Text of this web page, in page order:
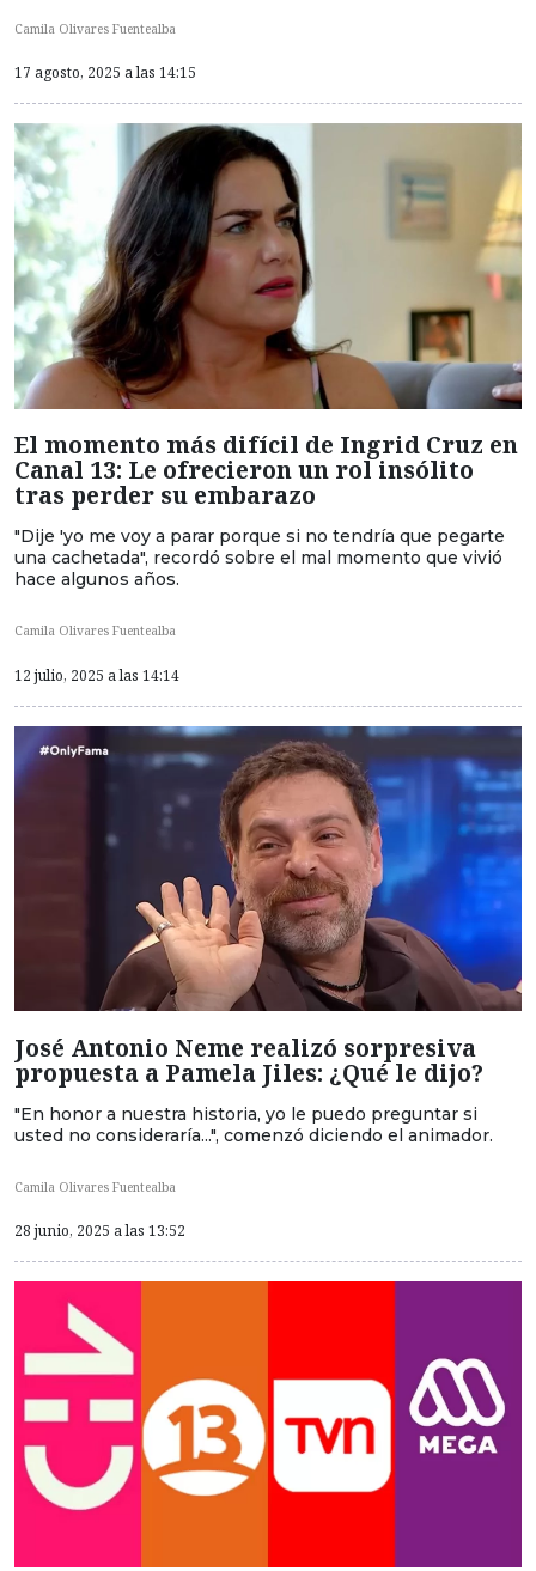
Camila Olivares Fuentealba
17 agosto, 2025 a las 14:15
El momento más difícil de Ingrid Cruz en
Canal 13: Le ofrecieron un rol insólito
tras perder su embarazo
"Dije 'yo me voy a parar porque si no tendría que pegarte
una cachetada", recordó sobre el mal momento que vivió
hace algunos años.
Camila Olivares Fuentealba
12 julio, 2025 a las 14:14
José Antonio Neme realizó sorpresiva
propuesta a Pamela Jiles: ¿Qué le dijo?
"En honor a nuestra historia, yo le puedo preguntar si
usted no consideraría...", comenzó diciendo el animador.
Camila Olivares Fuentealba
28 junio, 2025 a las 13:52